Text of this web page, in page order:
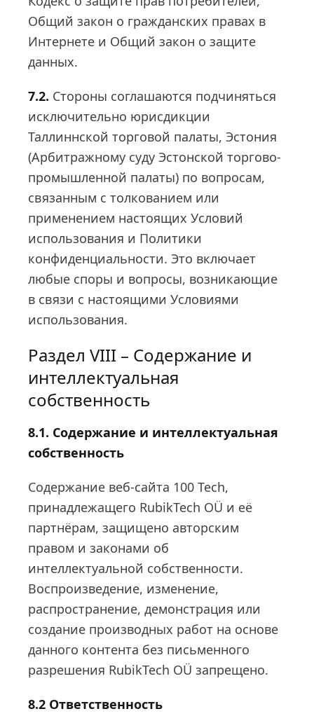
Общий закон о гражданских правах в
Интернете и Общий закон о защите
данных.
7.2. Стороны соглашаются подчиняться
исключительно юрисдикции
Таллиннской торговой палаты, Эстония
(Арбитражному суду Эстонской торгово-
промышленной палаты) по вопросам,
связанным с толкованием или
применением настоящих Условий
использования и Политики
конфиденциальности. Это включает
любые споры и вопросы, возникающие
в связи с настоящими Условиями
использования.
Раздел VIII – Содержание и
интеллектуальная
собственность
8.1. Содержание и интеллектуальная
собственность
Содержание веб-сайта 100 Tech,
принадлежащего RubikTech OÜ и её
партнёрам, защищено авторским
правом и законами об
интеллектуальной собственности.
Воспроизведение, изменение,
распространение, демонстрация или
создание производных работ на основе
данного контента без письменного
разрешения RubikTech OÜ запрещено.
8.2 Ответственность